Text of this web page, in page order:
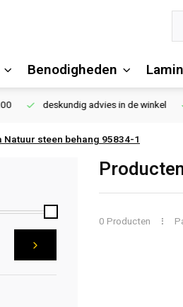
Benodigheden
winkel Vloeren website
Natuur steen behang 95834-1
0 Producten